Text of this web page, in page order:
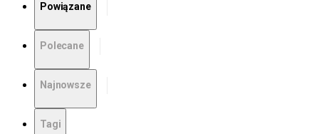
Powiązane
Polecane
Najnowsze
Tagi